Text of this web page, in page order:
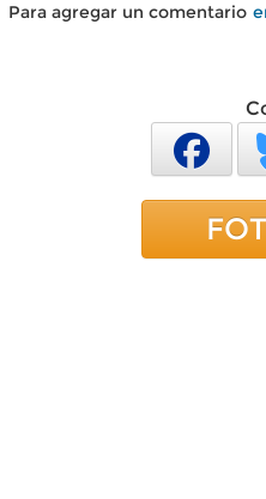
Para agregar un comentario